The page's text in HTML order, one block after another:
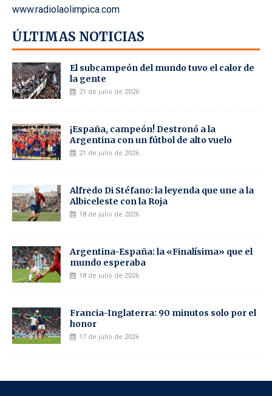
www.radiolaolimpica.com
ÚLTIMAS NOTICIAS
El subcampeón del mundo tuvo el calor de
la gente
21 de julio de 2026
¡España, campeón! Destronó a la
Argentina con un fútbol de alto vuelo
21 de julio de 2026
Alfredo Di Stéfano: la leyenda que une a la
Albiceleste con la Roja
18 de julio de 2026
Argentina-España: la «Finalísima» que el
mundo esperaba
18 de julio de 2026
Francia-Inglaterra: 90 minutos solo por el
honor
17 de julio de 2026